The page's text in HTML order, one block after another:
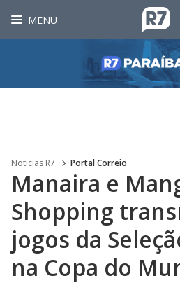
MENU
Noticias R7 Portal Correio
Manaira e
Shopping
jogos da
na Copa do